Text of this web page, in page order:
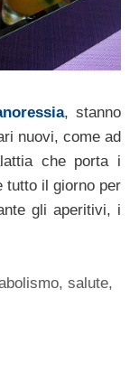
, stanno
nuovi, come ad
che porta i
tutto il giorno per
gli aperitivi, i
,salute,